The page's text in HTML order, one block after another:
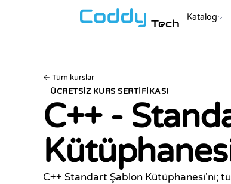
Tech Katalog
← Tüm kurslar
ÜCRETSIZ KURS SERTIFIKASI
C++ -
C++ Standart Şablon Kütüphanesi'ni;